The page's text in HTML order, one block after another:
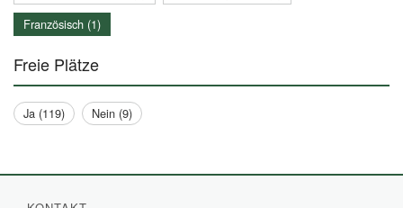
Französisch (1)
Freie Plätze
Ja (119) Nein (9)